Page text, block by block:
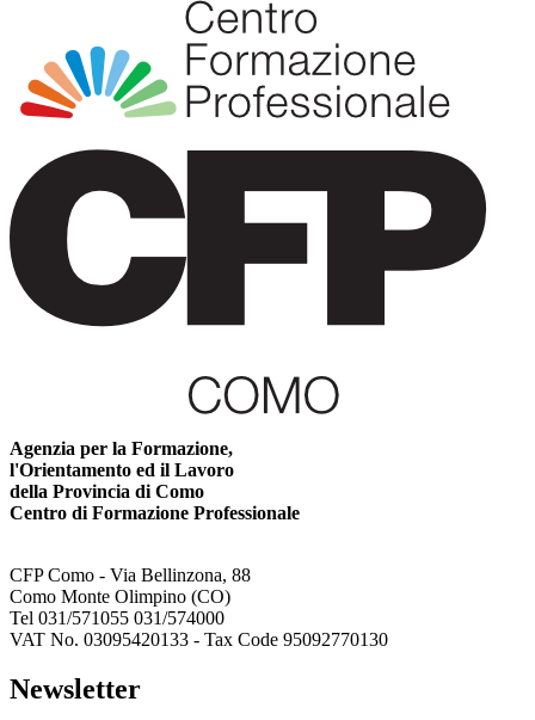
Agenzia per la Formazione,
l'Orientamento ed il Lavoro
della Provincia di Como
Centro di Formazione Professionale
CFP Como - Via Bellinzona, 88
Como Monte Olimpino (CO)
Tel 031/571055 031/574000
VAT No. 03095420133 - Tax Code 95092770130
Newsletter